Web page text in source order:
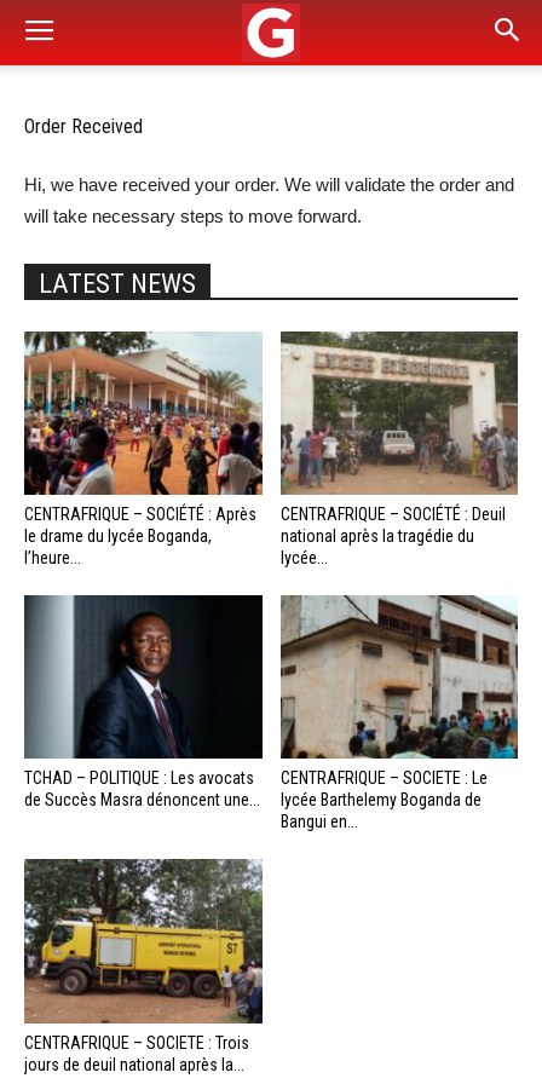
Order Received
Hi, we have received your order. We will validate the order and
will take necessary steps to move forward.
LATEST NEWS
CENTRAFRIQUE – SOCIÉTÉ : Après
le drame du lycée Boganda,
l’heure...
CENTRAFRIQUE – SOCIÉTÉ : Deuil
national après la tragédie du
lycée...
TCHAD – POLITIQUE : Les avocats
de Succès Masra dénoncent une...
CENTRAFRIQUE – SOCIETE : Le
lycée Barthelemy Boganda de
Bangui en...
CENTRAFRIQUE – SOCIETE : Trois
jours de deuil national après la...